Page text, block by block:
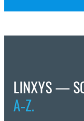
LINXYS —
A‑Z.